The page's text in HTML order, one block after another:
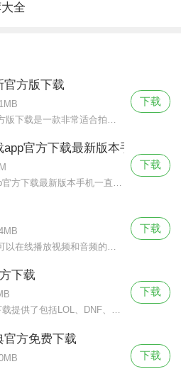
全
官方版下载
下载
官方下载最新版本手机
人民日报下载app官方下载最新版本手机一直致力于提供高品质、可靠的新闻报道和评论，以赢得受众的信任和口碑。作为官媒，这款软件上的新闻总是能够在最及时的情况下解答用户的所想，急群众之急。
下载
下载
下载
租号玩app官方下载提供了包括LOL、DNF、CF等在内的多种游戏账号租赁服务。支持多种支付方式，并且提供专业的客服服务。是一个集游戏账号租赁、游戏帐号交易、买账号、卖账号为一体的综合性游戏租号服务平台。
下载
官方免费下载
下载